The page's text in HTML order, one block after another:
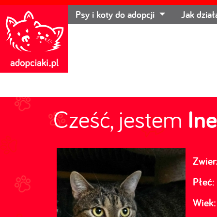
Psy i koty do adopcji Jak
Cześć, jestem
Płeć:
Wiek: